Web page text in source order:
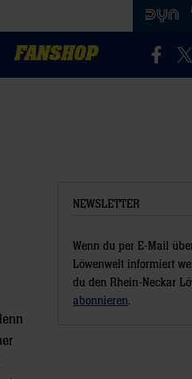
FANSHOP
NEWSLETTER
Wenn du per E-Mail
Löwenwelt informiert
du den Rhein-Neckar
abonnieren.